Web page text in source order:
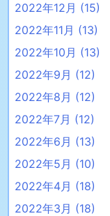
2022年12月 (15)
2022年11月 (13)
2022年10月 (13)
2022年9月 (12)
2022年8月 (12)
2022年7月 (12)
2022年6月 (13)
2022年5月 (10)
2022年4月 (18)
2022年3月 (18)